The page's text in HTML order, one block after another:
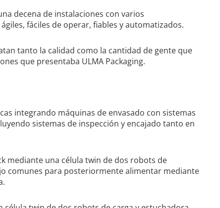
decena de instalaciones con varios
fáciles de operar, fiables y automatizados.
tanto la calidad como la cantidad de gente que
que presentaba ULMA Packaging.
integrando máquinas de envasado con sistemas
sistemas de inspección y encajado tanto en
mediante una célula twin de dos robots de
comunes para posteriormente alimentar mediante